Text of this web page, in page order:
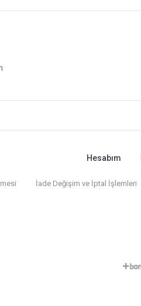
Hesabım
İade Değişim ve İptal İşlemleri